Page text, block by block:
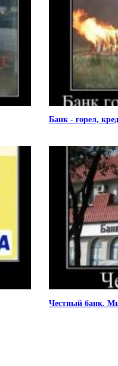
Банк - горел,
Честный банк.